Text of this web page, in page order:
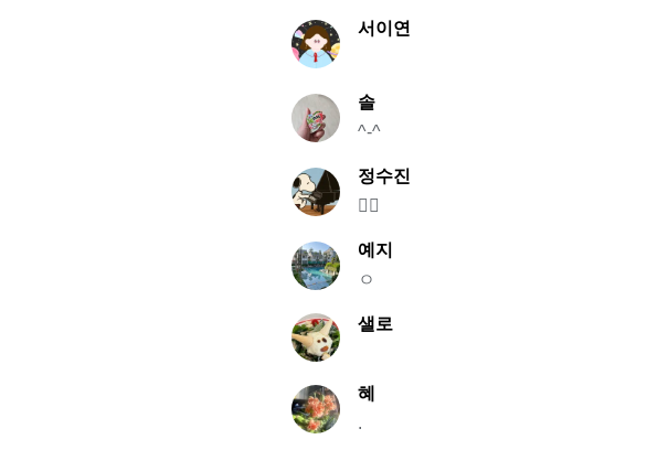
서이연
솔
^-^
정수진
🧞‍♂️
예지
ㅇ
샐로
혜
.